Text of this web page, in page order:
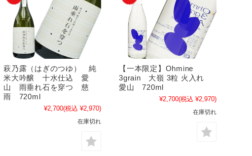
萩乃露（はぎのつゆ） 純
米大吟醸 十水仕込 愛
山 雨垂れ石を穿つ 慈
雨 720ml
¥2,700(税込 ¥2,970)
在庫切れ
【一本限定】Ohmine
3grain 大嶺 3粒 火入れ
愛山 720ml
¥2,700(税込 ¥2,970)
在庫切れ